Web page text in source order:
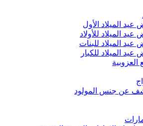
الميلاد الأول
الميلاد للأولاد
الميلاد للبنات
الميلاد للكبار
العزوبية
عن جنس المولود